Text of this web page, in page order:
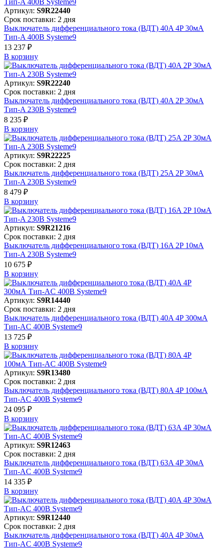
Артикул: S9R22440
Срок поставки: 2 дня
Выключатель дифференциального тока (ВДТ) 40A 4P 30мА
Тип-A 400В Systeme9
13 237 ₽
В корзинy
Артикул: S9R22240
Срок поставки: 2 дня
Выключатель дифференциального тока (ВДТ) 40A 2P 30мА
Тип-A 230В Systeme9
8 235 ₽
В корзинy
Артикул: S9R22225
Срок поставки: 2 дня
Выключатель дифференциального тока (ВДТ) 25A 2P 30мА
Тип-A 230В Systeme9
8 479 ₽
В корзинy
Артикул: S9R21216
Срок поставки: 2 дня
Выключатель дифференциального тока (ВДТ) 16A 2P 10мА
Тип-A 230В Systeme9
10 675 ₽
В корзинy
Артикул: S9R14440
Срок поставки: 2 дня
Выключатель дифференциального тока (ВДТ) 40A 4P 300мА
Тип-AC 400В Systeme9
13 725 ₽
В корзинy
Артикул: S9R13480
Срок поставки: 2 дня
Выключатель дифференциального тока (ВДТ) 80A 4P 100мА
Тип-AC 400В Systeme9
24 095 ₽
В корзинy
Артикул: S9R12463
Срок поставки: 2 дня
Выключатель дифференциального тока (ВДТ) 63A 4P 30мА
Тип-AC 400В Systeme9
14 335 ₽
В корзинy
Артикул: S9R12440
Срок поставки: 2 дня
Выключатель дифференциального тока (ВДТ) 40A 4P 30мА
Тип-AC 400В Systeme9